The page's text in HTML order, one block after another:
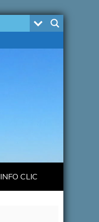
INFO CLIC